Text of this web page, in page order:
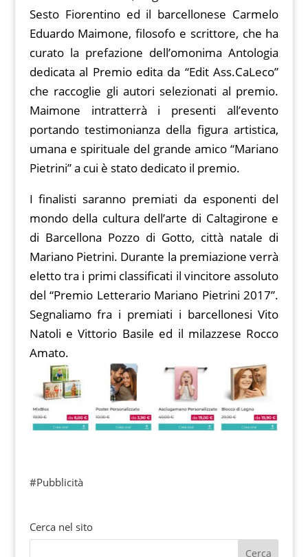
Sesto Fiorentino ed il barcellonese Carmelo
Eduardo Maimone, filosofo e scrittore, che ha
curato la prefazione dell’omonima Antologia
dedicata al Premio edita da “Edit Ass.CaLeco”
che raccoglie gli autori selezionati al premio.
Maimone intratterrà i presenti all’evento
portando testimonianza della figura artistica,
umana e spirituale del grande amico “Mariano
Pietrini” a cui è stato dedicato il premio.
I finalisti saranno premiati da esponenti del
mondo della cultura dell’arte di Caltagirone e
di Barcellona Pozzo di Gotto, città natale di
Mariano Pietrini. Durante la premiazione verrà
eletto tra i primi classificati il vincitore assoluto
del “Premio Letterario Mariano Pietrini 2017”.
Segnaliamo fra i premiati i barcellonesi Vito
Natoli e Vittorio Basile ed il milazzese Rocco
Amato.
#Pubblicità
Cerca nel sito